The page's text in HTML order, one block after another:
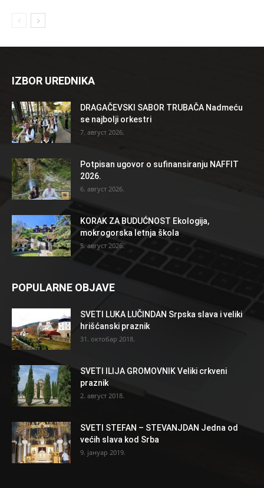
IZBOR UREDNIKA
DRAGAČEVSKI SABOR TRUBAČA Nadmeću
se najbolji orkestri
7. август 2026.
Potpisan ugovor o sufinansiranju NAFFIT
2026.
6. август 2026.
KORAK ZA BUDUĆNOST Ekologija,
mokrogorska letnja škola
5. август 2026.
POPULARNE OBJAVE
SVETI LUKA LUČINDAN Srpska slava i veliki
hrišćanski praznik
31. октобар 2018.
SVETI ILIJA GROMOVNIK Veliki crkveni
praznik
2. август 2018.
SVETI STEFAN – STEVANJDAN Jedna od
većih slava kod Srba
9. јануар 2019.